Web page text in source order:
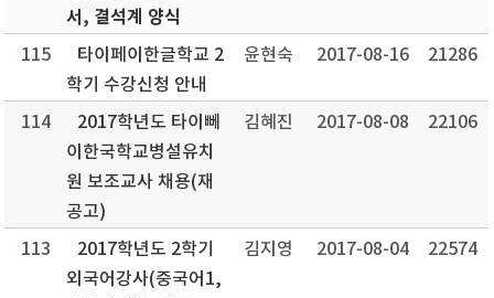
서, 결석계 양식
115
타이페이한글학교 2
학기 수강신청 안내
윤현숙 2017-08-16 21286
114
2017학년도 타이뻬
이한국학교병설유치
원 보조교사 채용(재
공고)
김혜진 2017-08-08 22106
113
2017학년도 2학기
외국어강사(중국어1,
김지영 2017-08-04 22574